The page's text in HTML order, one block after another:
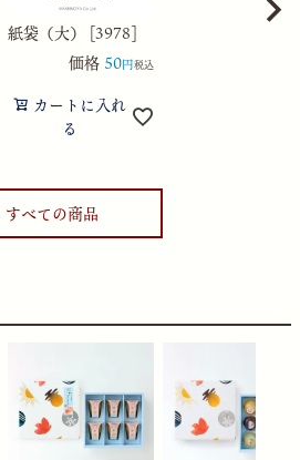
紙袋（大） [3978]
価格 50 税込
カートに入れ
る
すべての商品